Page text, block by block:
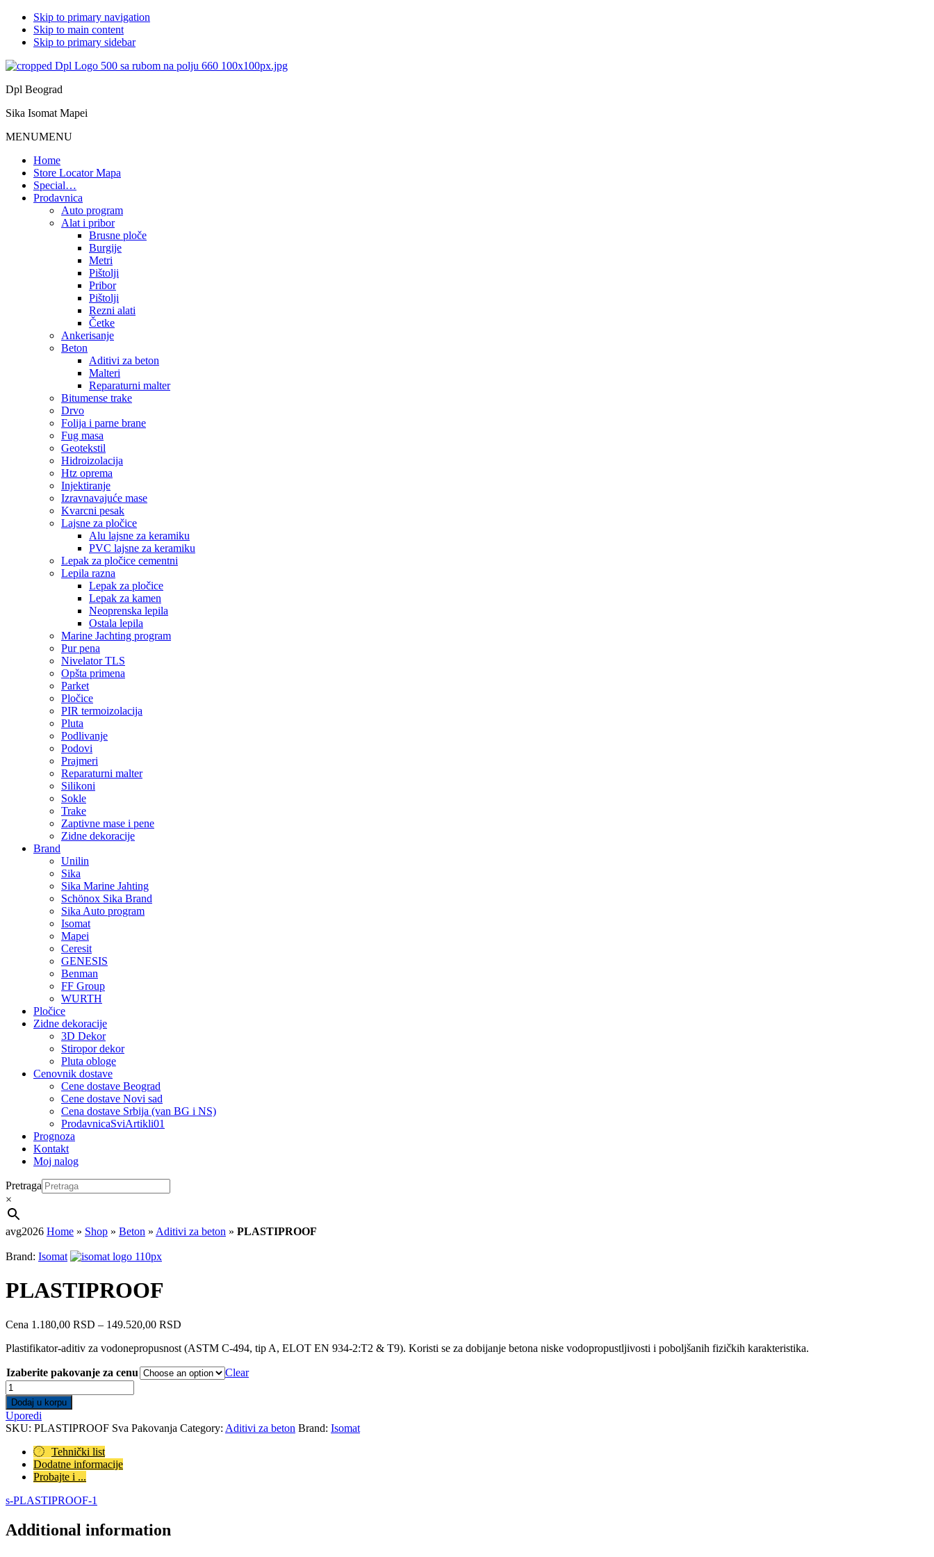
Skip to primary navigation
Skip to main content
Skip to primary sidebar
Dpl Beograd
Sika Isomat Mapei
MENUMENU
Home
Store Locator Mapa
Special…
Prodavnica
Auto program
Alat i pribor
Brusne ploče
Burgije
Metri
Pištolji
Pribor
Pištolji
Rezni alati
Četke
Ankerisanje
Beton
Aditivi za beton
Malteri
Reparaturni malter
Bitumense trake
Drvo
Folija i parne brane
Fug masa
Geotekstil
Hidroizolacija
Htz oprema
Injektiranje
Izravnavajuće mase
Kvarcni pesak
Lajsne za pločice
Alu lajsne za keramiku
PVC lajsne za keramiku
Lepak za pločice cementni
Lepila razna
Lepak za pločice
Lepak za kamen
Neoprenska lepila
Ostala lepila
Marine Jachting program
Pur pena
Nivelator TLS
Opšta primena
Parket
Pločice
PIR termoizolacija
Pluta
Podlivanje
Podovi
Prajmeri
Reparaturni malter
Silikoni
Sokle
Trake
Zaptivne mase i pene
Zidne dekoracije
Brand
Unilin
Sika
Sika Marine Jahting
Schönox Sika Brand
Sika Auto program
Isomat
Mapei
Ceresit
GENESIS
Benman
FF Group
WURTH
Pločice
Zidne dekoracije
3D Dekor
Stiropor dekor
Pluta obloge
Cenovnik dostave
Cene dostave Beograd
Cene dostave Novi sad
Cena dostave Srbija (van BG i NS)
ProdavnicaSviArtikli01
Prognoza
Kontakt
Moj nalog
Pretraga
×
avg2026 Home » Shop » Beton » Aditivi za beton » PLASTIPROOF
Brand: Isomat
PLASTIPROOF
Cena 1.180,00 RSD – 149.520,00 RSD
1.180,00 RSD
149.520,00 RSD
Plastifikator-aditiv za vodonepropusnost (ASTM C-494, tip A, ELOT EN 934-2:T2 & T9). Koristi se za dobijanje betona niske vodopropustljivosti i poboljšanih fizičkih karakteristika.
Izaberite pakovanje za cenu
Clear
PLASTIPROOF
quantity
Dodaj u korpu
Uporedi
SKU: PLASTIPROOF Sva Pakovanja Category: Aditivi za beton Brand: Isomat
Tehnički list
Dodatne informacije
Probajte i ...
s-PLASTIPROOF-1
Additional information